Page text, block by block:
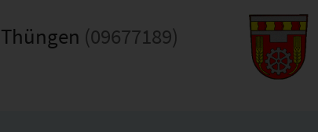
Thüngen (09677189)